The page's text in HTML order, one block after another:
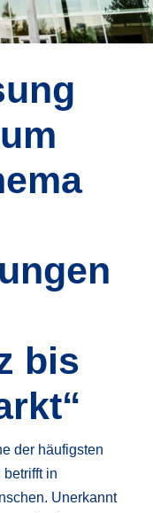
bis
der häufigsten
in
Unerkannt